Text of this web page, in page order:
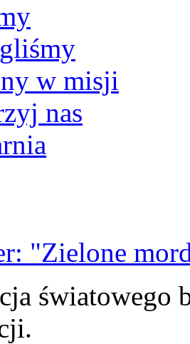
w misji
nas
"Zielone
światowego